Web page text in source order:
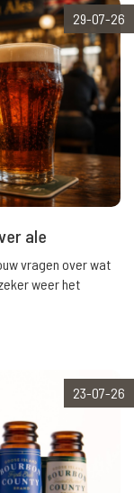
29-07-26
ale
vragen over wat
weer het
23-07-26